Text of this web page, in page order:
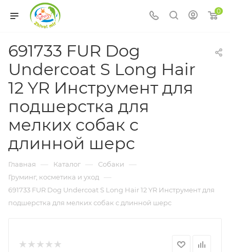
0
691733 FUR Dog
Undercoat S Long Hair
12 YR Инструмент для
подшерстка для
мелких собак с
длинной шерс
Главная — Каталог — Собаки —
Груминг, косметика и уход —
691733 FUR Dog Undercoat S Long Hair 12 YR Инструмент для
подшерстка для мелких собак с длинной шерс